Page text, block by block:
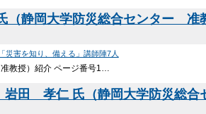
（静岡大学防災総合センター 准
災害を知り、備える」講師陣7人
教授）紹介 ページ番号1…
岩田 孝仁 氏（静岡大学防災総合